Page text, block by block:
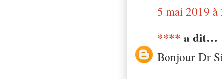
5 mai 2019 à
**** a dit…
Bonjour Dr